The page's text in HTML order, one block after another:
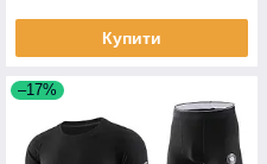
Купити
–17%